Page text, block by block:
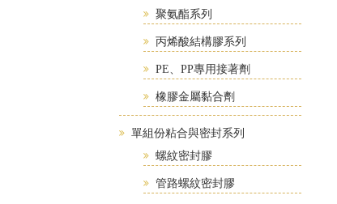
聚氨酯系列
丙烯酸結構膠系列
PE、PP專用接著劑
橡膠金屬黏合劑
單組份粘合與密封系列
螺紋密封膠
管路螺紋密封膠